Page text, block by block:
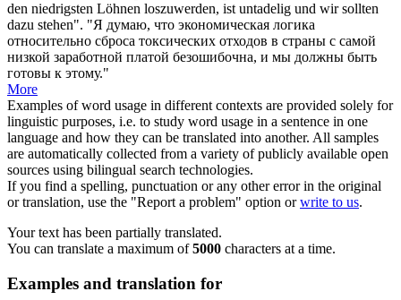
den niedrigsten Löhnen loszuwerden, ist untadelig und wir sollten
dazu stehen". "Я думаю, что экономическая логика
относительно сброса токсических отходов в страны с самой
низкой заработной платой безошибочна, и мы должны быть
готовы к этому."
More
Examples of word usage in different contexts are provided solely for
linguistic purposes, i.e. to study word usage in a sentence in one
language and how they can be translated into another. All samples
are automatically collected from a variety of publicly available open
sources using bilingual search technologies.
If you find a spelling, punctuation or any other error in the original
or translation, use the "Report a problem" option orwrite to us.
Your text has been partially translated.
You can translate a maximum of5000 characters at a time.
Examples and translation for